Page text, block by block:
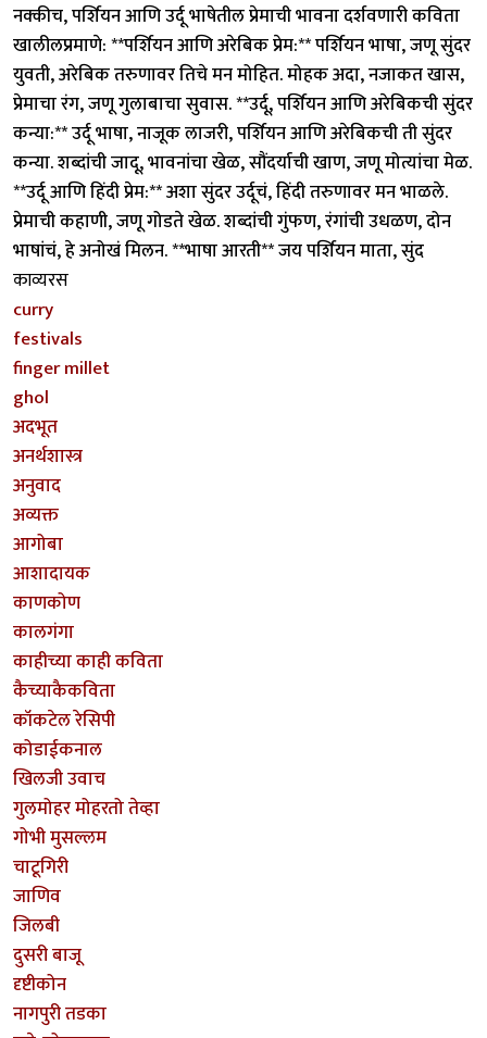
नक्कीच, पर्शियन आणि उर्दू भाषेतील प्रेमाची भावना दर्शवणारी कविता
खालीलप्रमाणे: **पर्शियन आणि अरेबिक प्रेम:** पर्शियन भाषा, जणू सुंदर
युवती, अरेबिक तरुणावर तिचे मन मोहित. मोहक अदा, नजाकत खास,
प्रेमाचा रंग, जणू गुलाबाचा सुवास. **उर्दू, पर्शियन आणि अरेबिकची सुंदर
कन्या:** उर्दू भाषा, नाजूक लाजरी, पर्शियन आणि अरेबिकची ती सुंदर
कन्या. शब्दांची जादू, भावनांचा खेळ, सौंदर्याची खाण, जणू मोत्यांचा मेळ.
**उर्दू आणि हिंदी प्रेम:** अशा सुंदर उर्दूचं, हिंदी तरुणावर मन भाळले.
प्रेमाची कहाणी, जणू गोडते खेळ. शब्दांची गुंफण, रंगांची उधळण, दोन
भाषांचं, हे अनोखं मिलन. **भाषा आरती** जय पर्शियन माता, सुंद
काव्यरस
curry
festivals
finger millet
ghol
अदभूत
अनर्थशास्त्र
अनुवाद
अव्यक्त
आगोबा
आशादायक
काणकोण
कालगंगा
काहीच्या काही कविता
कैच्याकैकविता
कॉकटेल रेसिपी
कोडाईकनाल
खिलजी उवाच
गुलमोहर मोहरतो तेव्हा
गोभी मुसल्लम
चाटूगिरी
जाणिव
जिलबी
दुसरी बाजू
दृष्टीकोन
नागपुरी तडका